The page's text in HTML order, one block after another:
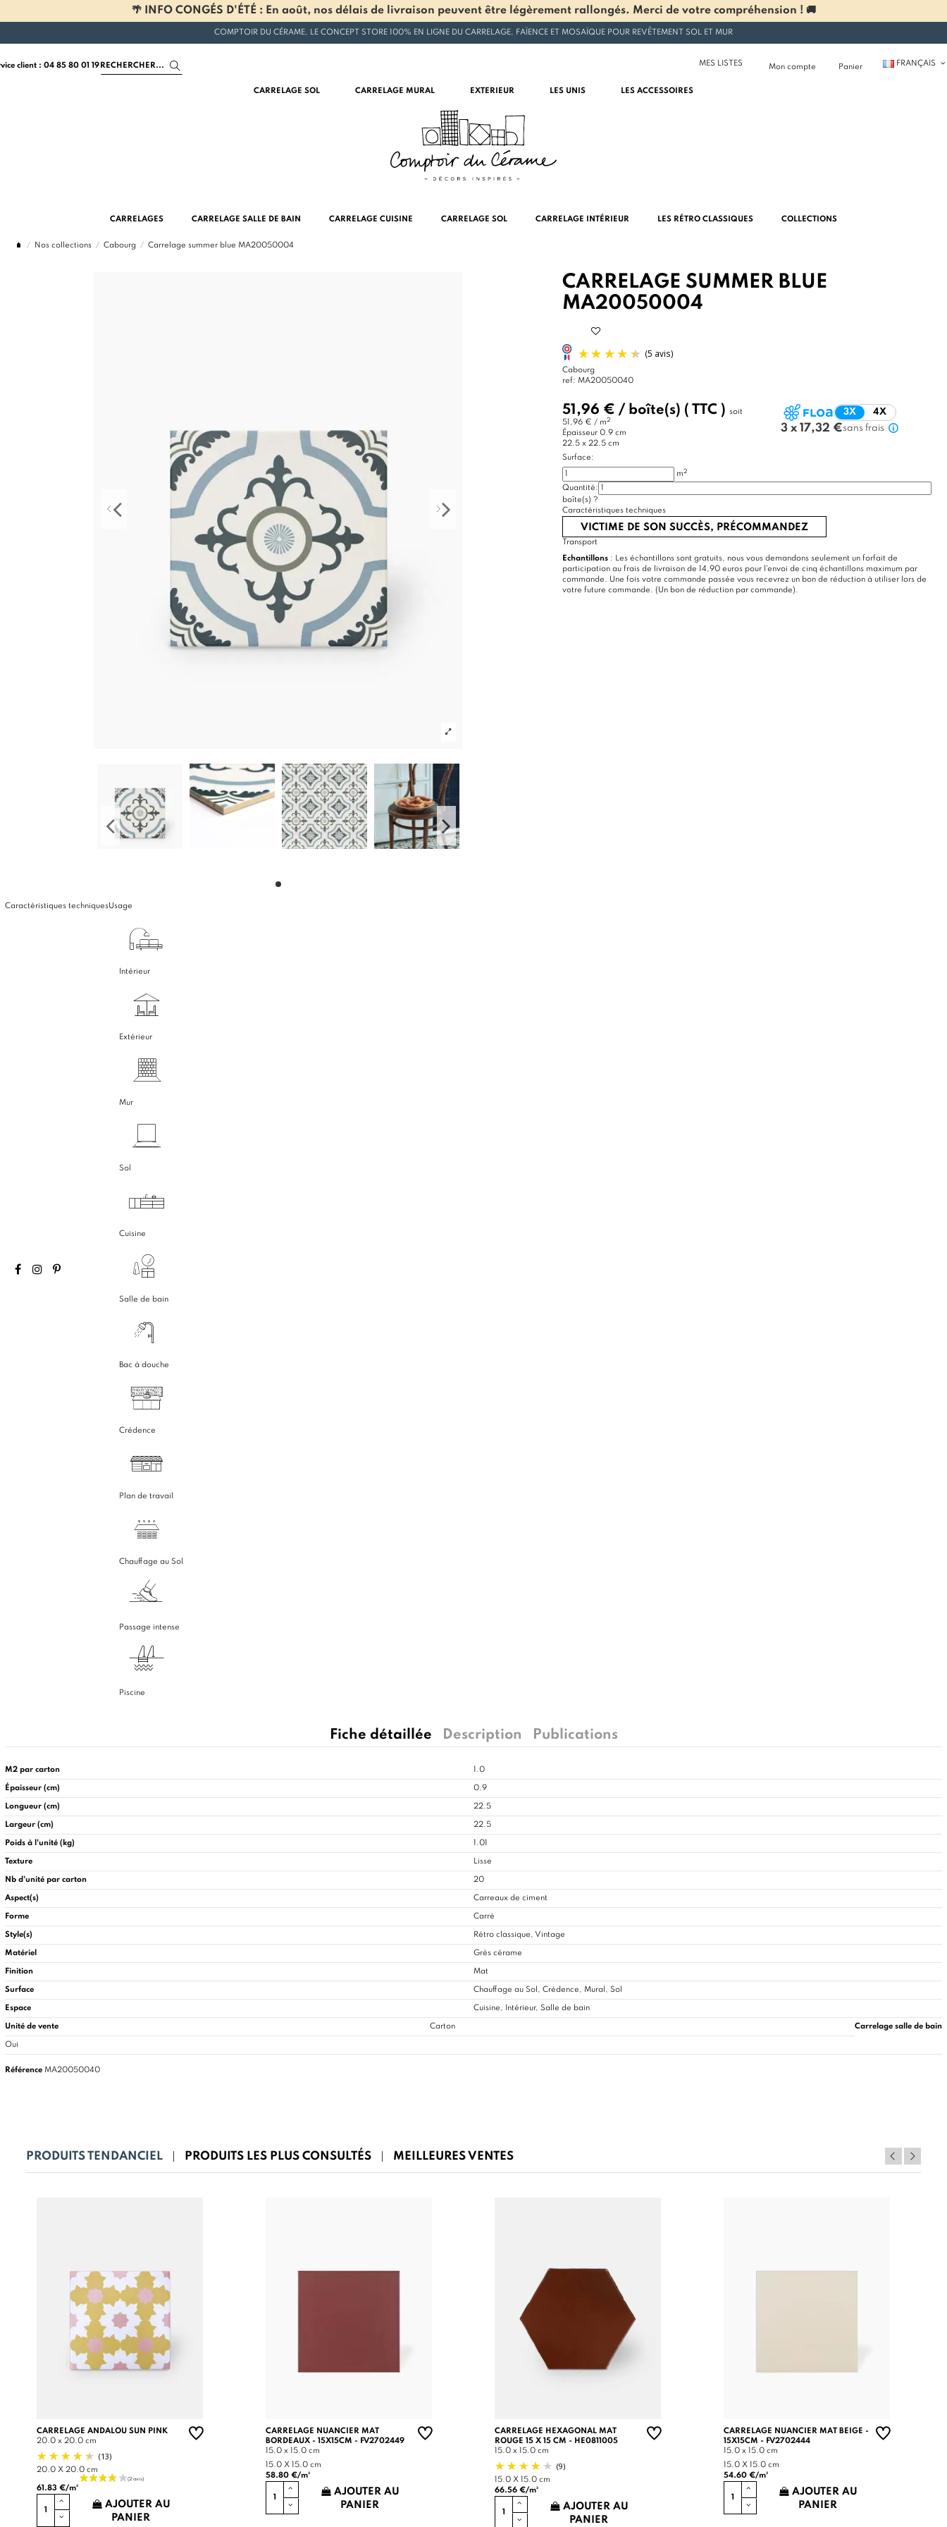
🌴 INFO CONGÉS D'ÉTÉ : En août, nos délais de livraison peuvent être légèrement rallongés. Merci de votre compréhension ! 🚚
COMPTOIR DU CÉRAME, LE CONCEPT STORE 100% EN LIGNE DU CARRELAGE, FAÏENCE ET MOSAÏQUE POUR REVÊTEMENT SOL ET MUR
client : 04 85 80 01 19 MES LISTES Mon compte Panier FRANÇAIS
CARRELAGE SOL CARRELAGE MURAL EXTERIEUR LES UNIS LES ACCESSOIRES
CARRELAGES CARRELAGE SALLE DE BAIN CARRELAGE CUISINE CARRELAGE SOL CARRELAGE INTÉRIEUR LES RÉTRO CLASSIQUES COLLECTIONS
Nos collections Cabourg Carrelage summer blue MA20050004
CARRELAGE SUMMER BLUE
MA20050004
(5 avis)
Cabourg
ref: MA20050040
51,96 € / boîte(s) ( TTC ) soit
51,96 € / m2
Épaisseur 0.9 cm
22.5 x 22.5 cm
3X 4X
3 x 17,32 €sans frais
Surface:
m2
Quantité:
boîte(s) ?
Caractéristiques techniques
VICTIME DE SON SUCCÈS, PRÉCOMMANDEZ
Transport
Echantillons: Les échantillons sont gratuits, nous vous demandons seulement un forfait de
participation au frais de livraison de 14,90 euros pour l'envoi de cinq échantillons maximum par
commande. Une fois votre commande passée vous recevrez un bon de réduction à utiliser lors de
votre future commande. (Un bon de réduction par commande).
Caractéristiques techniquesUsage
Intérieur
Extérieur
Mur
Sol
Cuisine
Salle de bain
Bac à douche
Crédence
Plan de travail
Chauffage au Sol
Passage intense
Piscine
Fiche détaillée Description Publications
M2 par carton 1.0
Épaisseur (cm) 0.9
Longueur (cm) 22.5
Largeur (cm) 22.5
Poids à l'unité (kg) 1.01
Texture Lisse
Nb d'unité par carton 20
Aspect(s) Carreaux de ciment
Forme Carré
Style(s) Rétro classique, Vintage
Matériel Grès cérame
Finition Mat
Surface Chauffage au Sol, Crédence, Mural, Sol
Espace Cuisine, Intérieur, Salle de bain
Unité de vente Carton Carrelage salle de bain
Oui
Référence MA20050040
PRODUITS TENDANCIEL PRODUITS LES PLUS CONSULTÉS MEILLEURES VENTES
CARRELAGE ANDALOU SUN PINK
20.0 x 20.0 cm
(13)
20.0 X 20.0 cm
61.83 €/m²
AJOUTER AU
PANIER
CARRELAGE NUANCIER MAT
BORDEAUX - 15X15CM - FV2702449
15.0 x 15.0 cm
15.0 X 15.0 cm
58.80 €/m²
AJOUTER AU
PANIER
CARRELAGE HEXAGONAL MAT
ROUGE 15 X 15 CM - HE0811005
15.0 x 15.0 cm
(9)
15.0 X 15.0 cm
66.56 €/m²
AJOUTER AU
PANIER
CARRELAGE NUANCIER MAT BEIGE -
15X15CM - FV2702444
15.0 x 15.0 cm
15.0 X 15.0 cm
54.60 €/m²
AJOUTER AU
PANIER